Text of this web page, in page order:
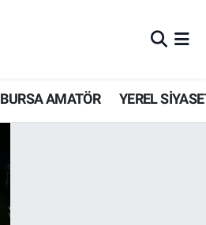
BURSA AMATÖR YEREL